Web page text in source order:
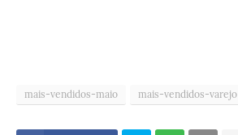
mais-vendidos-maio mais-vendidos-varejo